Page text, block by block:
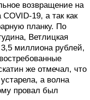
возвращение на
19, а так как
планку. По
Ветлицкая
миллиона рублей,
же отмечал, что
а волна
провал был